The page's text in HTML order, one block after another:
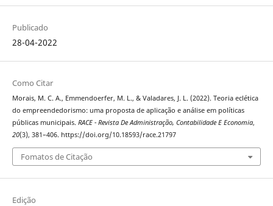
Publicado
28-04-2022
Como Citar
Morais, M. C. A., Emmendoerfer, M. L., & Valadares, J. L. (2022). Teoria eclética
do empreendedorismo: uma proposta de aplicação e análise em políticas
públicas municipais. RACE - Revista De Administração, Contabilidade E Economia,
20(3), 381–406. https://doi.org/10.18593/race.21797
Fomatos de Citação
Edição